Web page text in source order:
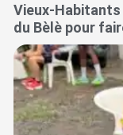
Vieux-
du Bèlè pour